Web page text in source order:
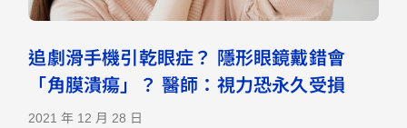
追劇滑手機引乾眼症？ 隱形眼鏡戴錯會
「角膜潰瘍」？ 醫師：視力恐永久受損
2021 年 12 月 28 日